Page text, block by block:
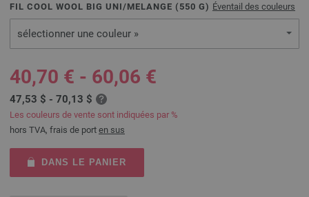
FIL COOL WOOL BIG UNI/MELANGE ( 550 G) Éventail des couleurs
sélectionner une couleur »
40,70 € - 60,06 €
47,53 $ - 70,13 $
Les couleurs de vente sont indiquées par %
hors TVA, frais de port en sus
DANS LE PANIER